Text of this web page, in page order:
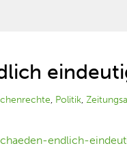
, Politik,
endlich-